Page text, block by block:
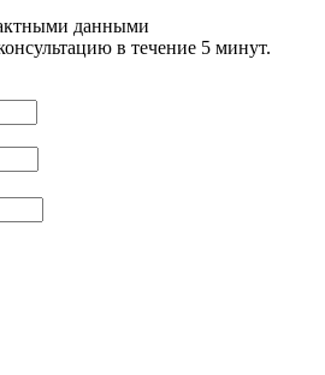
данными
в течение 5 минут.